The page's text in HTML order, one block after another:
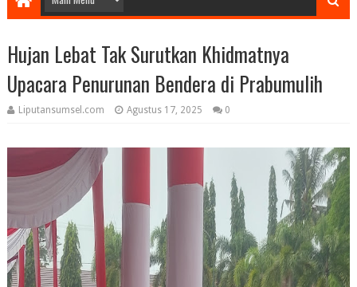
Hujan Lebat Tak Surutkan Khidmatnya
Upacara Penurunan Bendera di Prabumulih
Liputansumsel.com Agustus 17, 2025 0